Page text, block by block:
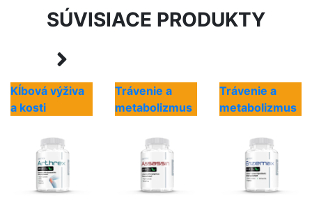
SÚVISIACE PRODUKTY
Kĺbová výživa
a kosti
Trávenie a
metabolizmus
Trávenie a
metabolizmus